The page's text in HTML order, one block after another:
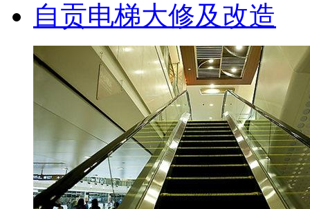
自贡电梯大修及改造